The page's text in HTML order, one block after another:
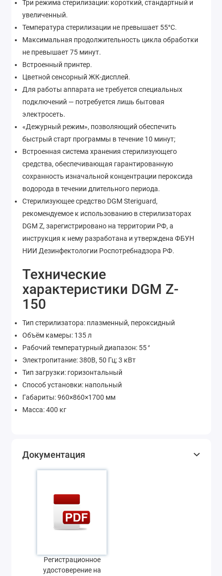
Три режима стерилизации: короткий, стандартный и
увеличенный.
Температура стерилизации не превышает 55°С.
Максимальная продолжительность цикла обработки
не превышает 75 минут.
Встроенный принтер.
Цветной сенсорный ЖК-дисплей.
Для работы аппарата не требуется специальных
подключений — потребуется лишь бытовая
электросеть.
«Дежурный режим», позволяющий обеспечить
быстрый старт программы в течение 10 минут;
Встроенная система хранения стерилизующего
средства, обеспечивающая гарантированную
сохранность изначальной концентрации пероксида
водорода в течении длительного периода.
Стерилизующее средство DGM Steriguard,
рекомендуемое к использованию в стерилизаторах
DGM Z, зарегистрировано на территории РФ, а
инструкция к нему разработана и утверждена ФБУН
НИИ Дезинфектологии Роспотребнадзора РФ.
Технические
характеристики DGM Z-
150
Тип стерилизатора: плазменный, пероксидный
Объём камеры: 135 л
Рабочий температурный диапазон: 55°
Электропитание: 380В, 50 Гц; 3 кВт
Тип загрузки: горизонтальный
Способ установки: напольный
Габариты: 960×860×1700 мм
Масса: 400 кг
Документация
Регистрационное
удостоверение на